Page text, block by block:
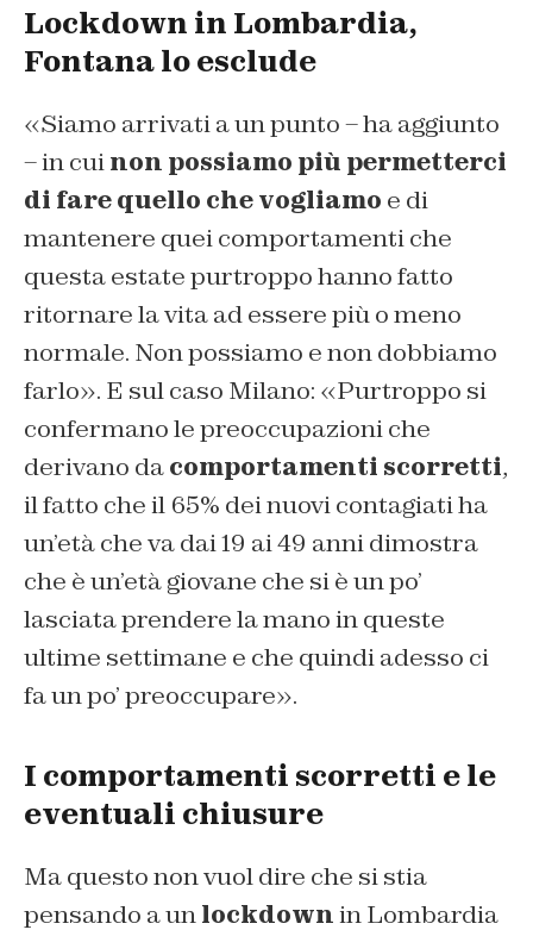
Lockdown in Lombardia,
Fontana lo esclude
«Siamo arrivati a un punto – ha aggiunto
– in cuinon possiamo più permetterci
di fare quello che vogliamo e di
mantenere quei comportamenti che
questa estate purtroppo hanno fatto
ritornare la vita ad essere più o meno
normale. Non possiamo e non dobbiamo
farlo». E sul caso Milano: «Purtroppo si
confermano le preoccupazioni che
derivano dacomportamenti scorretti,
il fatto che il 65% dei nuovi contagiati ha
un’età che va dai 19 ai 49 anni dimostra
che è un’età giovane che si è un po’
lasciata prendere la mano in queste
ultime settimane e che quindi adesso ci
fa un po’ preoccupare».
I comportamenti scorretti e le
eventuali chiusure
Ma questo non vuol dire che si stia
pensando a unlockdownin Lombardia